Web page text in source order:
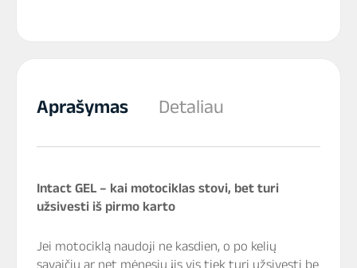
Aprašymas Detaliau
Intact GEL – kai motociklas stovi, bet turi
užsivesti iš pirmo karto
Jei motociklą naudoji ne kasdien, o po kelių
savaičių ar net mėnesių jis vis tiek turi užsivesti be